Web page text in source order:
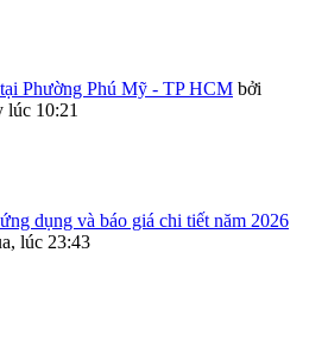
Phường Phú Mỹ - TP HCM bởi
lúc 10:21
dụng và báo giá chi tiết năm 2026
lúc 23:43